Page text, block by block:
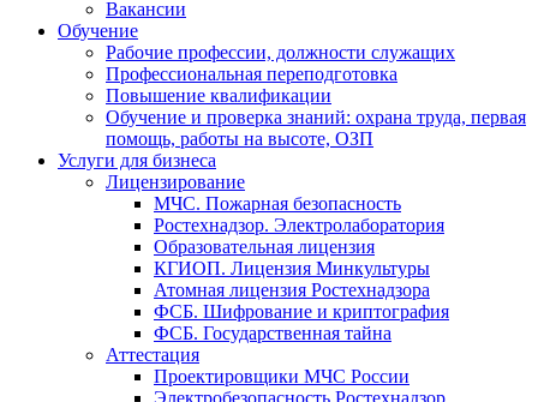
Вакансии
Обучение
Рабочие профессии, должности служащих
Профессиональная переподготовка
Повышение квалификации
Обучение и проверка знаний: охрана труда, первая
помощь, работы на высоте, ОЗП
Услуги для бизнеса
Лицензирование
МЧС. Пожарная безопасность
Ростехнадзор. Электролаборатория
Образовательная лицензия
КГИОП. Лицензия Минкультуры
Атомная лицензия Ростехнадзора
ФСБ. Шифрование и криптография
ФСБ. Государственная тайна
Аттестация
Проектировщики МЧС России
Электробезопасность Ростехнадзор